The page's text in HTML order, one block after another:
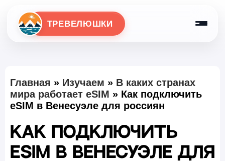
ТРЕВЕЛЮШКИ
Главная » Изучаем » В каких странах
мира работает eSIM » Как подключить
eSIM в Венесуэле для россиян
Как подключить
eSIM в Венесуэле для